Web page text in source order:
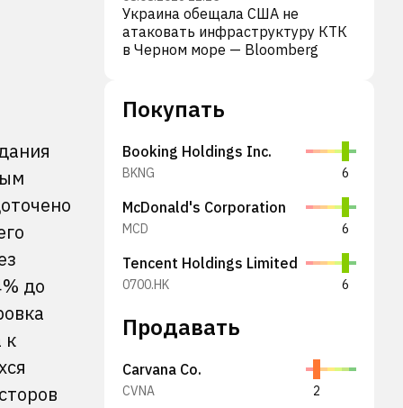
до
к
Украина обещала США не
атаковать инфраструктуру КТК
в Черном море — Bloomberg
Покупать
Booking Holdings Inc.
BKNG 6
McDonald's Corporation
MCD 6
Tencent Holdings Limited
0700.HK 6
Продавать
Carvana Co.
CVNA 2